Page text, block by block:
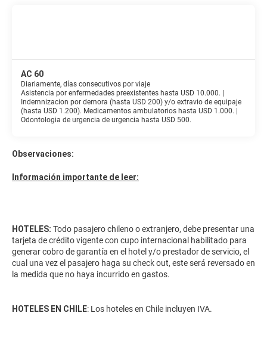
AC 60
Diariamente, días consecutivos por viaje
Asistencia por enfermedades preexistentes hasta USD 10.000. |
Indemnizacion por demora (hasta USD 200) y/o extravio de equipaje
(hasta USD 1.200). Medicamentos ambulatorios hasta USD 1.000. |
Odontologia de urgencia de urgencia hasta USD 500.
Observaciones:
Información importante de leer:
HOTELES: Todo pasajero chileno o extranjero, debe presentar una
tarjeta de crédito vigente con cupo internacional habilitado para
generar cobro de garantía en el hotel y/o prestador de servicio, el
cual una vez el pasajero haga su check out, este será reversado en
la medida que no haya incurrido en gastos.
HOTELES EN CHILE: Los hoteles en Chile incluyen IVA.